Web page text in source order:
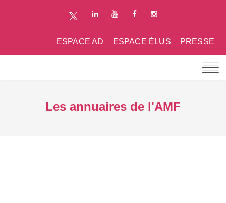
PRESSE
ESPACE ÉLUS
ESPACE AD
Les annuaires de l'AMF